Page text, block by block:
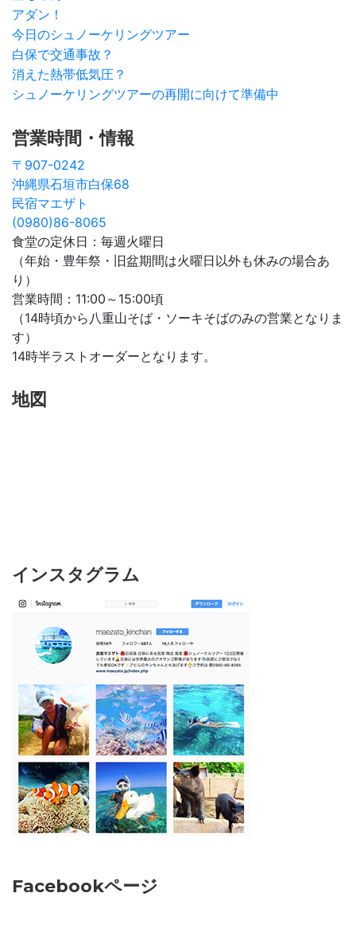
アダン！
今日のシュノーケリングツアー
白保で交通事故？
消えた熱帯低気圧？
シュノーケリングツアーの再開に向けて準備中
営業時間・情報
〒907-0242
沖縄県石垣市白保68
民宿マエザト
(0980)86-8065
食堂の定休日：毎週火曜日
（年始・豊年祭・旧盆期間は火曜日以外も休みの場合あ
り）
営業時間：11:00～15:00頃
（14時頃から八重山そば・ソーキそばのみの営業となりま
す）
14時半ラストオーダーとなります。
地図
インスタグラム
Facebookページ